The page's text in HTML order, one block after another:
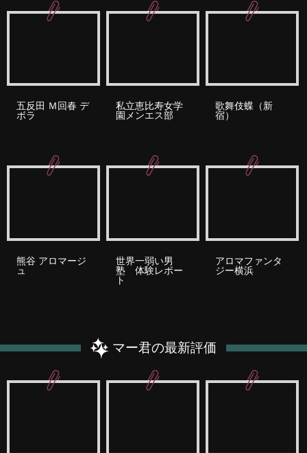
五反田 Ｍ回春 デ
ボラ
私立恵比寿女学
園メンエス部
歌舞伎蝶（新
宿）
熊谷 アロマージ
ュ
世界一弱い男
塾 体験レポー
ト
アロマファンタ
ジー横浜
マー君の最新評価